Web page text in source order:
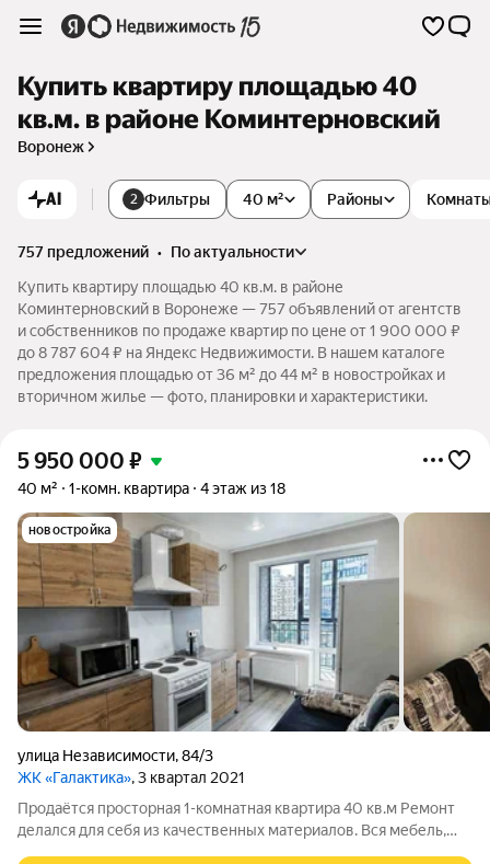
Купить квартиру площадью 40
кв.м. в районе Коминтерновский
Воронеж
AI 2 Фильтры 40 м² Районы
757 предложений •
по актуальности
Купить квартиру площадью 40 кв.м. в районе
Коминтерновский в Воронеже — 757 объявлений от агентств
и собственников по продаже квартир по цене от 1 900 000 ₽
до 8 787 604 ₽ на Яндекс Недвижимости. В нашем каталоге
предложения площадью от 36 м² до 44 м² в новостройках и
вторичном жилье — фото, планировки и характеристики.
5 950 000 ₽
40 м² 1-комн. квартира 4 этаж из 18
новостройка
улица Независимости,84/3
ЖК «Галактика», 3 квартал 2021
Продаётся просторная 1-комнатная квартира 40 кв.м Ремонт
делался для себя из качественных материалов. Вся мебель,